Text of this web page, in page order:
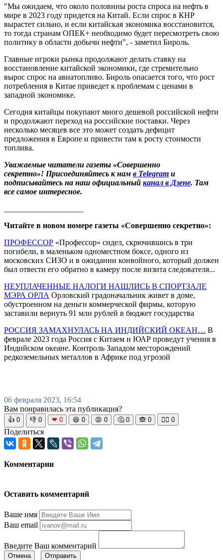
"Мы ожидаем, что около половины роста спроса на нефть в
мире в 2023 году придется на Китай. Если спрос в КНР
вырастет сильно, и если китайская экономика восстановится,
то тогда странам ОПЕК+ необходимо будет пересмотреть свою
политику в области добычи нефти", - заметил Бироль.
Главные игроки рынка продолжают делать ставку на
восстановление китайской экономики, где стремительно
вырос спрос на авиатопливо. Бироль опасается того, что рост
потребления в Китае приведет к проблемам с ценами в
западной экономике.
Сегодня китайцы покупают много дешевой российской нефти
и продолжают переход на российские поставки. Через
несколько месяцев все это может создать дефицит
предложения в Европе и привести там к росту стоимости
топлива.
Уважаемые читатели газеты «Совершенно
секретно»! Присоединяйтесь к нам в Telegram и
подписывайтесь на наш официальный канал в Дзене. Там
все самое интересное.
Читайте в новом номере газеты «Совершенно секретно»:
ПРОФЕССОР «Профессор» сидел, скрючившись в три
погибели, в маленьком одноместном боксе, одного из
московских СИЗО и в ожидании конвойного, который должен
был отвести его обратно в камеру после визита следователя...
НЕУПЛАЧЕННЫЕ НАЛОГИ НАШЛИСЬ В СПОРТЗАЛЕ
МЭРА ОРЛА Орловский градоначальник живет в доме,
обустроенном на деньги коммерческой фирмы, которую
заставили вернуть 91 млн рублей в бюджет государства
РОССИЯ ЗАМАХНУЛАСЬ НА ИНДИЙСКИЙ ОКЕАН… В
феврале 2023 года Россия с Китаем и ЮАР проведут учения в
Индийском океане. Контроль Западом месторождений
редкоземельных металлов в Африке под угрозой
06 февраля 2023, 16:54
Вам понравилась эта публикация?
👍 0 👎 0 ❤ 0 😆 0 😡 0 🤔 0 🙈 0 🧘‍♀️ 0
Поделиться
Комментарии
Оставить комментарий
Ваше имя
Ваш email
Введите Ваш комментарий
Отмена Отправить